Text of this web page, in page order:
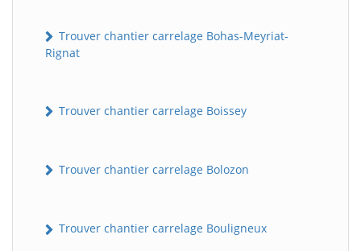
Trouver chantier carrelage Bohas-Meyriat-
Rignat
Trouver chantier carrelage Boissey
Trouver chantier carrelage Bolozon
Trouver chantier carrelage Bouligneux